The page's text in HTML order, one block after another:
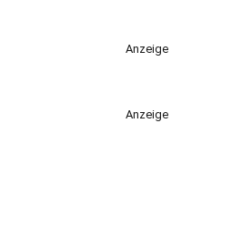
Anzeige
Anzeige